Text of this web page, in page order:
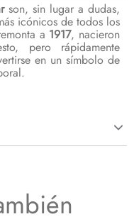
son, sin lugar a dudas,
icónicos de todos los
a 1917, nacieron
pero rápidamente
en un símbolo de